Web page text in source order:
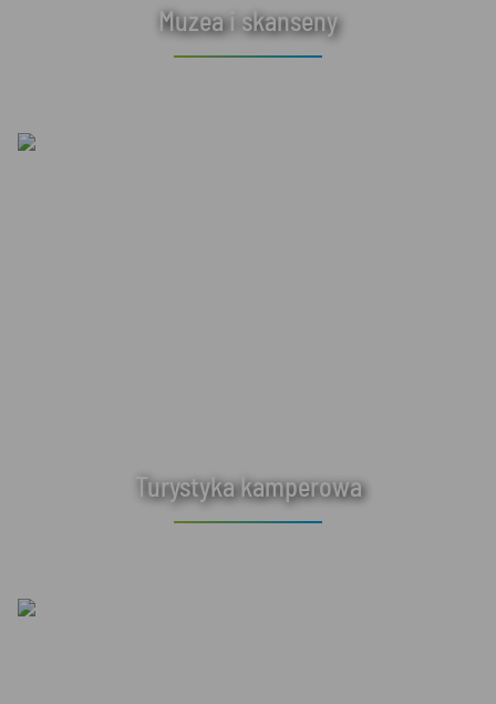
Muzea i skanseny
Turystyka kamperowa